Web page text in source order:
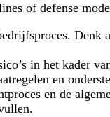
of defense
Denk
in het kader
en
en de